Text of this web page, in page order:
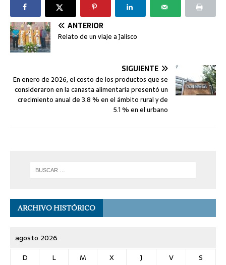
ANTERIOR
Relato de un viaje a Jalisco
SIGUIENTE
En enero de 2026, el costo de los productos que se
consideraron en la canasta alimentaria presentó un
crecimiento anual de 3.8 % en el ámbito rural y de
5.1 % en el urbano
ARCHIVO HISTÓRICO
agosto 2026
D
L M X J V
S